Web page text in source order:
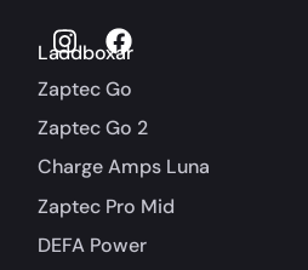
Laddboxar
Zaptec Go
Zaptec Go 2
Charge Amps Luna
Zaptec Pro Mid
DEFA Power